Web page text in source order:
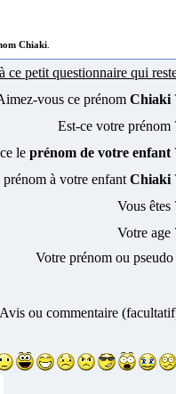
Chiaki
ce petit questionnaire qui
vous ce prénom Chiaki
Est-ce votre prénom
le prénom de votre enfant
à votre enfant Chiaki
Vous êtes
Votre age
Votre prénom ou pseudo
Avis ou commentaire